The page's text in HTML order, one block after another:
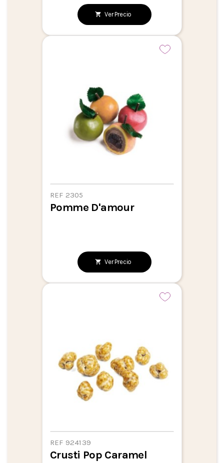
Ver Precio
REF 2305
Pomme D'amour
Ver Precio
REF 924139
Crusti Pop Caramel